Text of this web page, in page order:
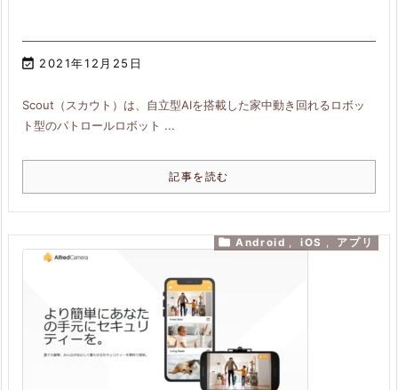
 2021年12月25日
Scout（スカウト）は、自立型AIを搭載した家中動き回れるロボッ
ト型のパトロールロボット ...
記事を読む
 Android , iOS , アプリ